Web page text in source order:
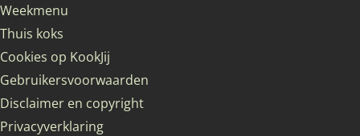
Weekmenu
Thuis koks
Cookies op KookJij
Gebruikersvoorwaarden
Disclaimer en copyright
Privacyverklaring